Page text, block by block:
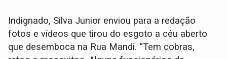
Indignado, Silva Junior enviou para a redação
fotos e vídeos que tirou do esgoto a céu aberto
que desemboca na Rua Mandi. “Tem cobras,